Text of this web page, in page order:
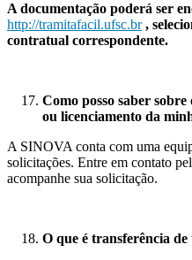
A documentação poderá ser
http://tramitafacil.ufsc.br,
contratual correspondente.
Como posso saber
ou licenciamento da
A SINOVA conta com uma
solicitações. Entre em contato
acompanhe sua solicitação.
O que é transferência de